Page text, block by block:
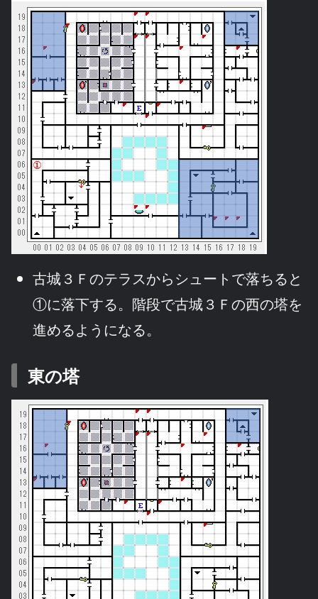
古城３Ｆのテラスからシュートで落ちると
①に落下する。階段で古城３Ｆの西の塔を
進めるようになる。
東の塔